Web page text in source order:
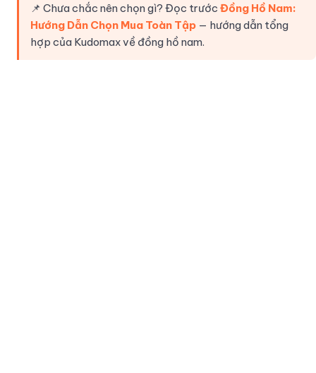
📌 Chưa chắc nên chọn gì? Đọc trước Đồng Hồ Nam:
Hướng Dẫn Chọn Mua Toàn Tập — hướng dẫn tổng
hợp của Kudomax về đồng hồ nam.